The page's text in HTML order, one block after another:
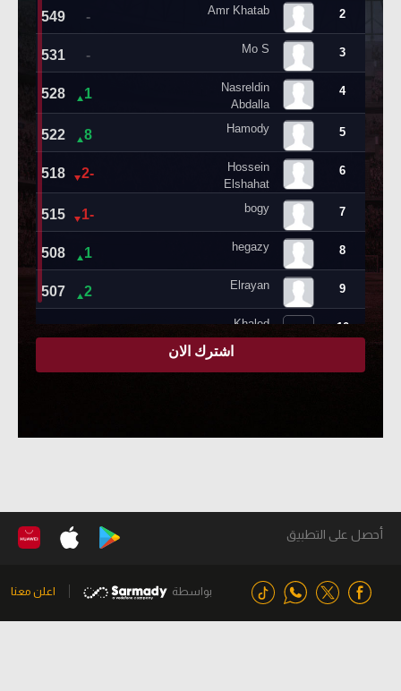
أحصل على التطبيق
بواسطة اعلن معنا